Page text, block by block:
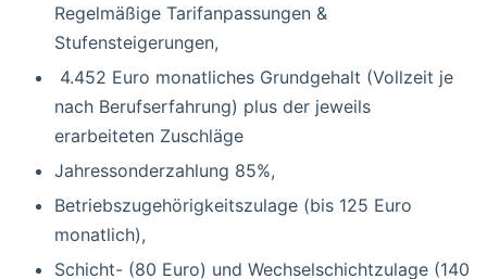
Regelmäßige Tarifanpassungen &
Stufensteigerungen,
4.452 Euro monatliches Grundgehalt (Vollzeit je
nach Berufserfahrung) plus der jeweils
erarbeiteten Zuschläge
Jahressonderzahlung 85%,
Betriebszugehörigkeitszulage (bis 125 Euro
monatlich),
Schicht- (80 Euro) und Wechselschichtzulage (140